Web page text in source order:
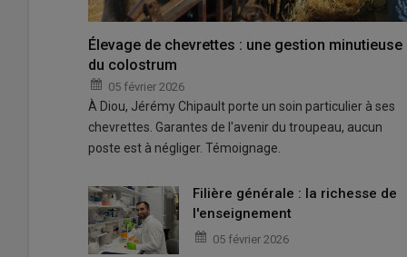
Élevage de chevrettes : une gestion minutieuse
du colostrum
05 février 2026
À Diou, Jérémy Chipault porte un soin particulier à ses
chevrettes. Garantes de l'avenir du troupeau, aucun
poste est à négliger. Témoignage.
Filière générale : la richesse de
l'enseignement
05 février 2026